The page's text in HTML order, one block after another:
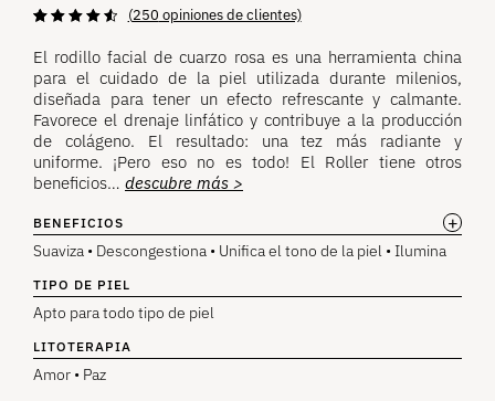
4,72
sobre 5
basada en
opiniones de
clientes.
(250 opiniones de clientes)
El rodillo facial de cuarzo rosa es una herramienta china
para el cuidado de la piel utilizada durante milenios,
diseñada para tener un efecto refrescante y calmante.
Favorece el drenaje linfático y contribuye a la producción
de colágeno. El resultado: una tez más radiante y
uniforme. ¡Pero eso no es todo! El Roller tiene otros
beneficios… descubre más >
BENEFICIOS +
Suaviza • Descongestiona • Unifica el tono de la piel • Ilumina
TIPO DE PIEL
Apto para todo tipo de piel
LITOTERAPIA
Amor • Paz